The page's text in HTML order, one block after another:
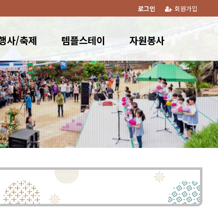
회원가입
로그인
사/축제 템플스테이 자원봉사